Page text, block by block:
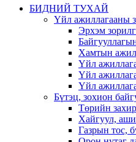
БИДНИЙ ТУХАЙ
Үйл ажиллагааны
Эрхэм
Хамтын
Үйл
Үйл
Үйл
Бүтэц, зохион
Төрийн
Хайгуул,
Газрын тос,